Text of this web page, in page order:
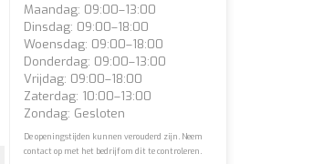
Maandag: 09:00–13:00
Dinsdag: 09:00–18:00
Woensdag: 09:00–18:00
Donderdag: 09:00–13:00
Vrijdag: 09:00–18:00
Zaterdag: 10:00–13:00
Zondag: Gesloten
De openingstijden kunnen verouderd zijn. Neem
contact op met het bedrijf om dit te controleren.